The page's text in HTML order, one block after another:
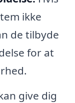
ikke
de tilbyde
for at
give dig